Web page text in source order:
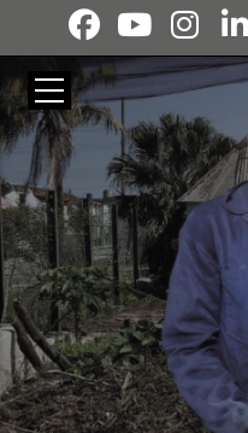
Pasar al contenido principal